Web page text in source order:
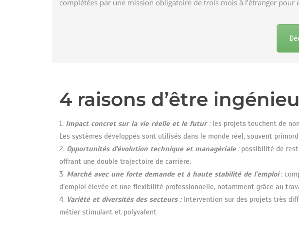
complétées par une mission obligatoire de trois mois à l’étranger
4 raisons d’être
Impact concret sur la vie réelle et le futur :les projets touchent de
Les systèmes développés sont utilisés dans le monde réel, souvent
Opportunités d’évolution technique et managériale:possibilité de
offrant une double trajectoire de carrière.
Marché avec une forte demande et à haute stabilité de l’emploi : c
d’emploi élevée et une flexibilité professionnelle, notamment grâce au
Variété et diversités des secteurs : Intervention sur des projets très
métier stimulant et polyvalent